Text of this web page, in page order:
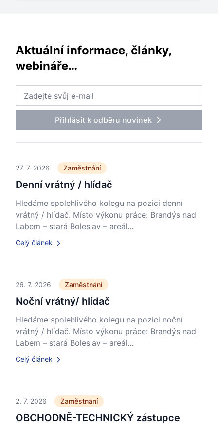
Aktuální informace, články,
webináře…
Email address
Přihlásit k odběru novinek
27. 7. 2026 Zaměstnání
Denní vrátný / hlídač
Hledáme spolehlivého kolegu na pozici denní
vrátný / hlídač. Místo výkonu práce: Brandýs nad
Labem – stará Boleslav – areál…
Celý článek
26. 7. 2026 Zaměstnání
Noční vrátný/ hlídač
Hledáme spolehlivého kolegu na pozici noční
vrátný / hlídač. Místo výkonu práce: Brandýs nad
Labem – stará Boleslav – areál…
Celý článek
2. 7. 2026 Zaměstnání
OBCHODNĚ-TECHNICKÝ zástupce